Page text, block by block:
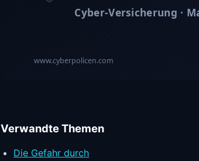
Verwandte Themen
Die Gefahr durch